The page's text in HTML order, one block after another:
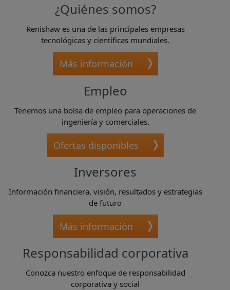
¿Quiénes somos?
Renishaw es una de las principales empresas
tecnológicas y científicas mundiales.
Más información
Empleo
Tenemos una bolsa de empleo para operaciones de
ingeniería y comerciales.
Ofertas disponibles
Inversores
Información financiera, visión, resultados y estrategias
de futuro
Más información
Responsabilidad corporativa
Conozca nuestro enfoque de responsabilidad
corporativa y social